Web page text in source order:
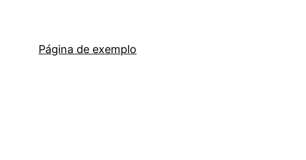
Página de exemplo